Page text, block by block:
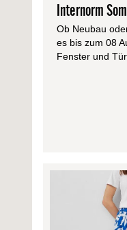
Internorm
Ob Neubau
es bis zum 08
Fenster und